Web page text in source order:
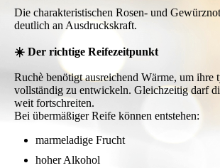
Die charakteristischen Rosen- und
deutlich an Ausdruckskraft.
☀️ Der richtige Reifezeitpunkt
Ruchè benötigt ausreichend Wärme, um ihre
vollständig zu entwickeln. Gleichzeitig darf
weit fortschreiten.
Bei übermäßiger Reife können entstehen:
marmeladige Frucht
hoher Alkohol